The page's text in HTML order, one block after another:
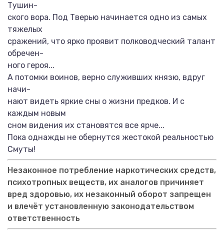
Тушин-
ского вора. Под Тверью начинается одно из самых
тяжелых
сражений, что ярко проявит полководческий талант
обречен-
ного героя...
А потомки воинов, верно служивших князю, вдруг
начи-
нают видеть яркие сны о жизни предков. И с
каждым новым
сном видения их становятся все ярче...
Пока однажды не обернутся жестокой реальностью
Смуты!
Незаконное потребление наркотических средств,
психотропных веществ, их аналогов причиняет
вред здоровью, их незаконный оборот запрещен
и влечёт установленную законодательством
ответственность